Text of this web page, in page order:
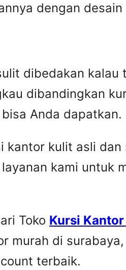
dengan
dibedakan kalau
dibandingkan
Anda dapatkan.
kantor kulit asli
kami untuk
Toko Kursi
murah di
terbaik.